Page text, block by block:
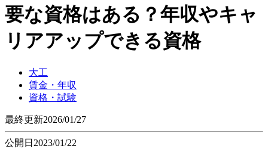
要な資格はある？年収やキャ
リアアップできる資格
大工
賃金・年収
資格・試験
最終更新2026/01/27
公開日 2023/01/22